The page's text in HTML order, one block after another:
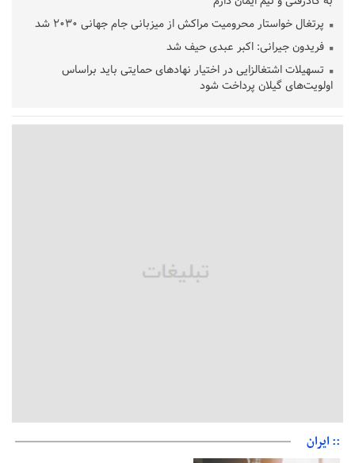
پرتغال خواستار محرومیت مراکش از میزبانی جام جهانی ۲۰۳۰ شد
فریدون جیرانی: اکبر عبدی حیف شد
تسهیلات اشتغالزایی در اختیار نهادهای حمایتی باید براساس
اولویت‌های گیلان پرداخت شود
قلعه‌نویی مشخص شد
:: ایران